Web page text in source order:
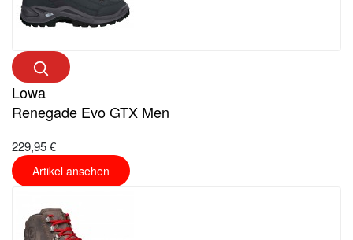
Lowa
Renegade Evo GTX Men
229,95 €
Artikel ansehen